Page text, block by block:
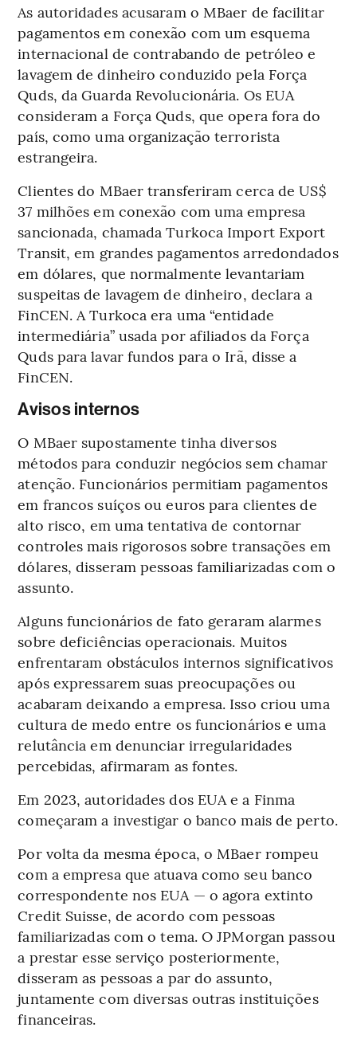
As autoridades acusaram o MBaer de facilitar
pagamentos em conexão com um esquema
internacional de contrabando de petróleo e
lavagem de dinheiro conduzido pela Força
Quds, da Guarda Revolucionária. Os EUA
consideram a Força Quds, que opera fora do
país, como uma organização terrorista
estrangeira.
Clientes do MBaer transferiram cerca de US$
37 milhões em conexão com uma empresa
sancionada, chamada Turkoca Import Export
Transit, em grandes pagamentos arredondados
em dólares, que normalmente levantariam
suspeitas de lavagem de dinheiro, declara a
FinCEN. A Turkoca era uma “entidade
intermediária” usada por afiliados da Força
Quds para lavar fundos para o Irã, disse a
FinCEN.
Avisos internos
O MBaer supostamente tinha diversos
métodos para conduzir negócios sem chamar
atenção. Funcionários permitiam pagamentos
em francos suíços ou euros para clientes de
alto risco, em uma tentativa de contornar
controles mais rigorosos sobre transações em
dólares, disseram pessoas familiarizadas com o
assunto.
Alguns funcionários de fato geraram alarmes
sobre deficiências operacionais. Muitos
enfrentaram obstáculos internos significativos
após expressarem suas preocupações ou
acabaram deixando a empresa. Isso criou uma
cultura de medo entre os funcionários e uma
relutância em denunciar irregularidades
percebidas, afirmaram as fontes.
Em 2023, autoridades dos EUA e a Finma
começaram a investigar o banco mais de perto.
Por volta da mesma época, o MBaer rompeu
com a empresa que atuava como seu banco
correspondente nos EUA — o agora extinto
Credit Suisse, de acordo com pessoas
familiarizadas com o tema. O JPMorgan passou
a prestar esse serviço posteriormente,
disseram as pessoas a par do assunto,
juntamente com diversas outras instituições
financeiras.